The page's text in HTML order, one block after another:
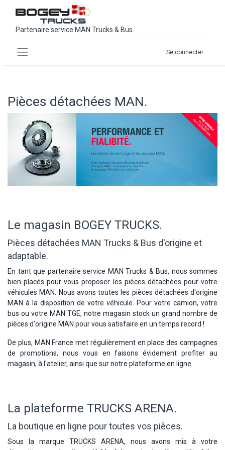
Partenaire service MAN Trucks & Bus.
Se connecter
Pièces détachées MAN.
Le magasin BOGEY TRUCKS.
Pièces détachées MAN Trucks & Bus d'origine et
adaptable.
En tant que partenaire service MAN Trucks & Bus, nous sommes
bien placés pour vous proposer les pièces détachées pour votre
véhicules MAN. Nous avons toutes les pièces détachées d'origine
MAN à la disposition de votre véhicule. Pour votre camion, votre
bus ou votre MAN TGE, notre magasin stock un grand nombre de
pièces d'origine MAN pour vous satisfaire en un temps record !
De plus, MAN France met régulièrement en place des campagnes
de promotions, nous vous en faisons évidement profiter au
magasin, à l'atelier, ainsi que sur notre plateforme en ligne.
La plateforme TRUCKS ARENA.
La boutique en ligne pour toutes vos pièces.
Sous la marque TRUCKS ARENA, nous avons mis à votre